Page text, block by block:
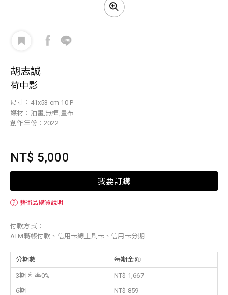
胡志誠
荷中影
尺寸：41x53 cm 10 P
媒材：油畫,無框,畫布
創作年份：2022
NT$ 5,000
我要訂購
？ 藝術品購買說明
付款方式：
ATM轉帳付款、信用卡線上刷卡、信用卡分期
分期數 每期金額
3期 利率0%
NT$ 1,667
6期
NT$ 859